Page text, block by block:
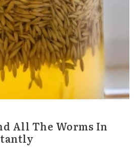
All The Worms In